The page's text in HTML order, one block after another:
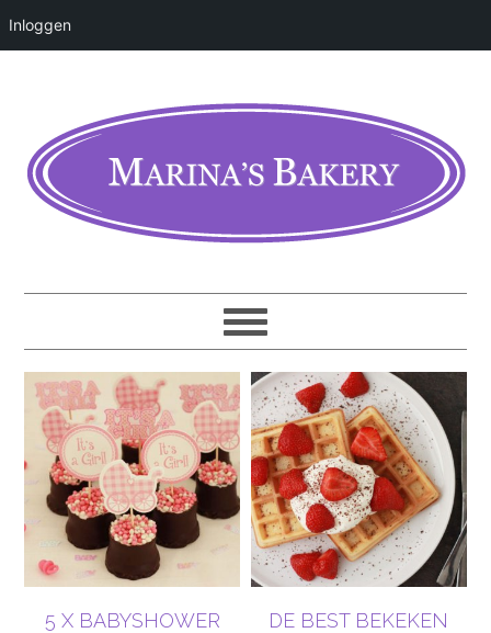
Inloggen
5 X BABYSHOWER
DE BEST BEKEKEN